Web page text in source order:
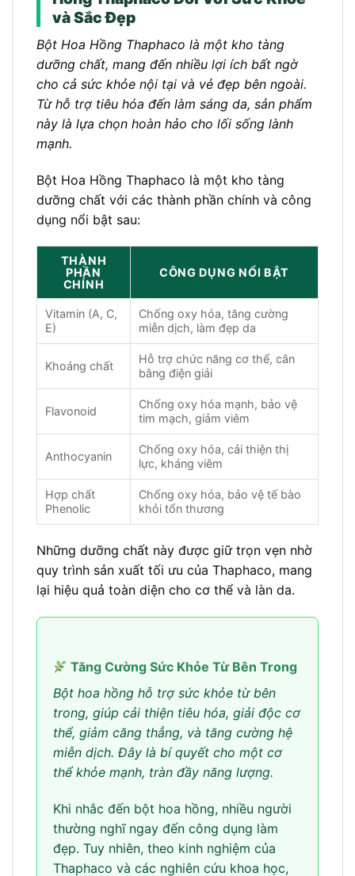
và Sắc Đẹp
Bột Hoa Hồng Thaphaco là một kho tàng
dưỡng chất, mang đến nhiều lợi ích bất ngờ
cho cả sức khỏe nội tại và vẻ đẹp bên ngoài.
Từ hỗ trợ tiêu hóa đến làm sáng da, sản phẩm
này là lựa chọn hoàn hảo cho lối sống lành
mạnh.
Bột Hoa Hồng Thaphaco là một kho tàng
dưỡng chất với các thành phần chính và công
dụng nổi bật sau:
THÀNH
PHẦN
CHÍNH
CÔNG DỤNG NỔI BẬT
Vitamin (A, C,
E)
Chống oxy hóa, tăng cường
miễn dịch, làm đẹp da
Khoáng chất
Hỗ trợ chức năng cơ thể, cân
bằng điện giải
Flavonoid
Chống oxy hóa mạnh, bảo vệ
tim mạch, giảm viêm
Anthocyanin
Chống oxy hóa, cải thiện thị
lực, kháng viêm
Hợp chất
Phenolic
Chống oxy hóa, bảo vệ tế bào
khỏi tổn thương
Những dưỡng chất này được giữ trọn vẹn nhờ
quy trình sản xuất tối ưu của Thaphaco, mang
lại hiệu quả toàn diện cho cơ thể và làn da.
Tăng Cường Sức Khỏe Từ Bên Trong
Bột hoa hồng hỗ trợ sức khỏe từ bên
trong, giúp cải thiện tiêu hóa, giải độc cơ
thể, giảm căng thẳng, và tăng cường hệ
miễn dịch. Đây là bí quyết cho một cơ
thể khỏe mạnh, tràn đầy năng lượng.
Khi nhắc đến bột hoa hồng, nhiều người
thường nghĩ ngay đến công dụng làm
đẹp. Tuy nhiên, theo kinh nghiệm của
Thaphaco và các nghiên cứu khoa học,